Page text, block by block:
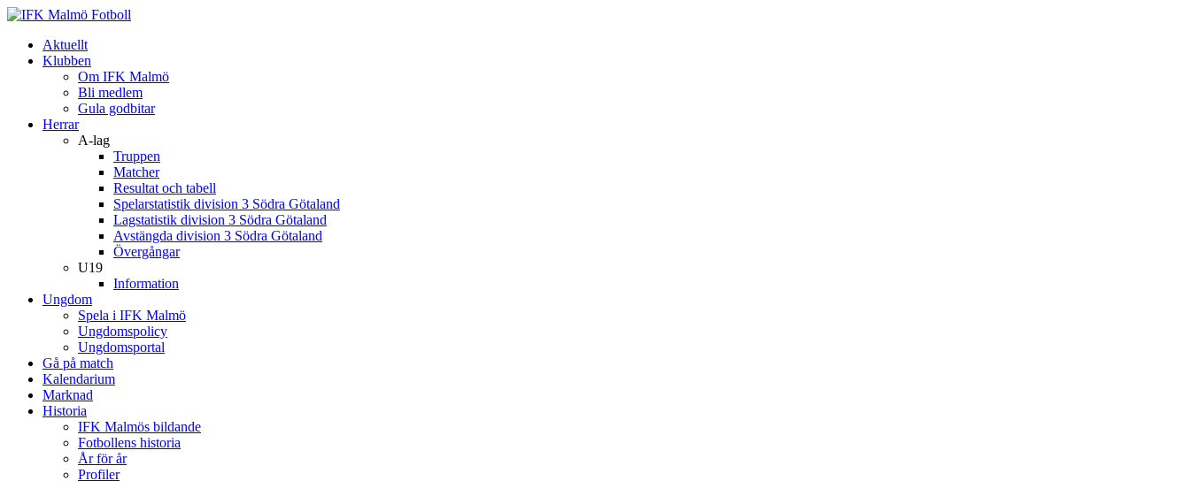
Aktuellt
Klubben
Om IFK Malmö
Bli medlem
Gula godbitar
Herrar
A-lag
Truppen
Matcher
Resultat och tabell
Spelarstatistik division 3 Södra Götaland
Lagstatistik division 3 Södra Götaland
Avstängda division 3 Södra Götaland
Övergångar
U19
Information
Ungdom
Spela i IFK Malmö
Ungdomspolicy
Ungdomsportal
Gå på match
Kalendarium
Marknad
Historia
IFK Malmös bildande
Fotbollens historia
År för år
Profiler